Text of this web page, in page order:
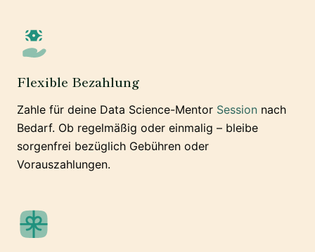
Flexible Bezahlung
Zahle für deine Data Science-Mentor Session nach
Bedarf. Ob regelmäßig oder einmalig – bleibe
sorgenfrei bezüglich Gebühren oder
Vorauszahlungen.